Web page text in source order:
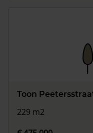
Toon
229 m2